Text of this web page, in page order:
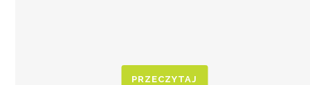
PRZECZYTAJ